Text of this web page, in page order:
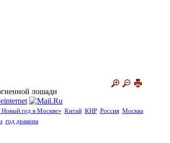
лошади
Новый год в Москве» Китай КНР Россия Москва
год дракона